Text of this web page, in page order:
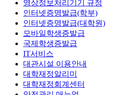
영상정보처리기기 규정
인터넷증명발급(학부)
인터넷증명발급(대학원)
모바일학생증발급
국제학생증발급
IT서비스
대관시설 이용안내
대학재정알리미
대학재정회계센터